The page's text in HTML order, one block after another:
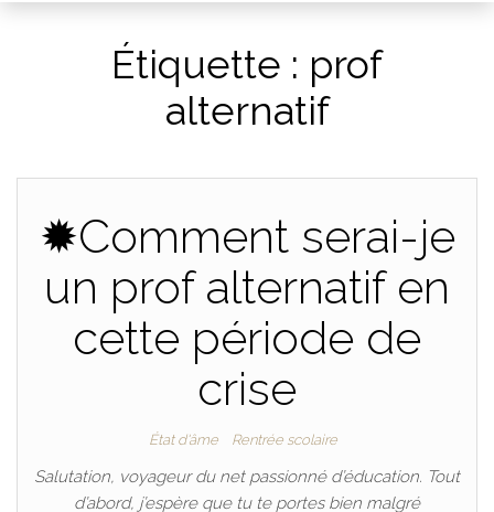
Étiquette : prof
alternatif
✹Comment serai-je
un prof alternatif en
cette période de
crise
État d'âme Rentrée scolaire
Salutation, voyageur du net passionné d’éducation. Tout
d’abord, j’espère que tu te portes bien malgré